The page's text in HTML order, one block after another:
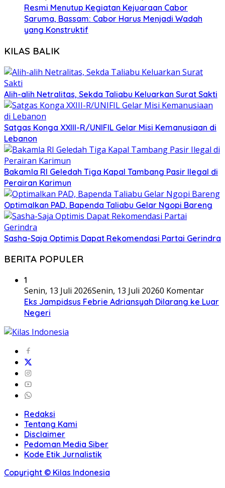
Resmi Menutup Kegiatan Kejuaraan Cabor
Saruma, Bassam: Cabor Harus Menjadi Wadah
yang Konstruktif
KILAS BALIK
Alih-alih Netralitas, Sekda Taliabu Keluarkan Surat Sakti
Satgas Konga XXIII-R/UNIFIL Gelar Misi Kemanusiaan di
Lebanon
Bakamla RI Geledah Tiga Kapal Tambang Pasir Ilegal di
Perairan Karimun
Optimalkan PAD, Bapenda Taliabu Gelar Ngopi Bareng
Sasha-Saja Optimis Dapat Rekomendasi Partai Gerindra
BERITA POPULER
1
Senin, 13 Juli 2026Senin, 13 Juli 20260 Komentar
Eks Jampidsus Febrie Adriansyah Dilarang ke Luar
Negeri
Redaksi
Tentang Kami
Disclaimer
Pedoman Media Siber
Kode Etik Jurnalistik
Copyright © Kilas Indonesia